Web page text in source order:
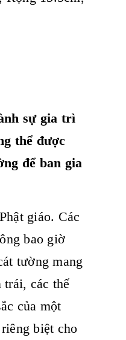
sự gia trì
thể được
để ban gia
giáo. Các
bao giờ
tường mang
trái, các thế
của một
biệt cho